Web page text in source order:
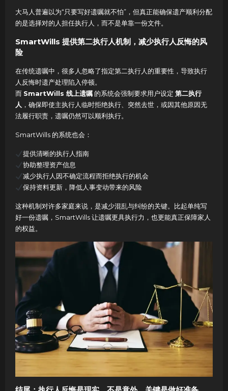
大马人普遍以为“只要写好遗嘱就不怕”，但真正能确保遗产顺利分配
的是选择对的人担任执行人，而不是单靠一份文件。
SmartWills 提供第二执行人机制，减少执行人反悔的风
险
在传统遗嘱中，很多人忽略了指定第二执行人的重要性，导致执行
人反悔时遗产处理陷入停顿。
而 SmartWills 线上遗嘱 的系统会强制要求用户设定 第二执行
人 ，确保即使主执行人临时拒绝执行、突然去世，或因其他原因无
法履行职责，遗嘱仍然可以顺利执行。
SmartWills 的系统也会：
提供清晰的执行人指南
协助整理资产信息
减少执行人因不确定流程而拒绝执行的机会
保持资料更新，降低人事变动带来的风险
这种机制对许多家庭来说，是减少混乱与纠纷的关键。比起单纯写
好一份遗嘱，SmartWills 让遗嘱更具执行力，也更能真正保障家人
的权益。